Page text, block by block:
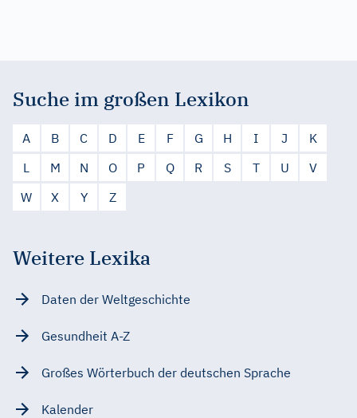
Suche im großen Lexikon
A B C D E F G H I J
K
L
M N O P Q R S T U
V
W
X Y Z
Weitere Lexika
Daten der Weltgeschichte
Gesundheit A-Z
Großes Wörterbuch der deutschen Sprache
Kalender